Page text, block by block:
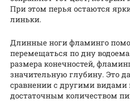
При этом перья остаются
линьки.
Длинные ноги фламинго
перемещаться по дну
размера конечностей,
значительную глубину. Это
сравнении с другими видами
достаточным количеством